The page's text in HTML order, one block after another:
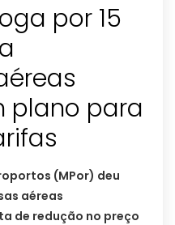
por 15
plano para
(MPor) deu
aéreas
de redução no preço